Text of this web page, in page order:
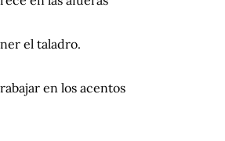
el taladro.
en los acentos